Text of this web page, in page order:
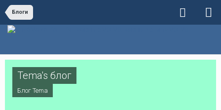
Блоги
Tema's блог
Блог Tema